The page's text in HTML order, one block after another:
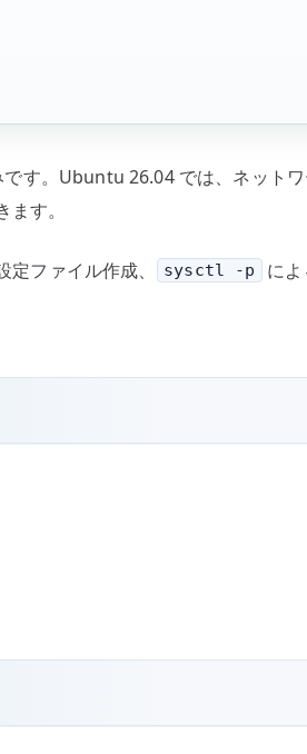
す。Ubuntu 26.04 では、ネット
す。
ファイル作成、 sysctl -p
に